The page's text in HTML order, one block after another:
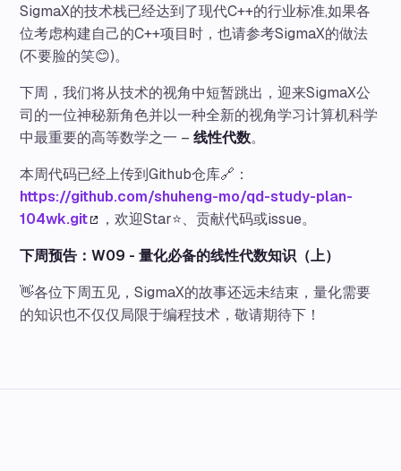
SigmaX的技术栈已经达到了现代C++的行业标准,如果各
位考虑构建自己的C++项目时，也请参考SigmaX的做法
(不要脸的笑😊)。
下周，我们将从技术的视角中短暂跳出，迎来SigmaX公
司的一位神秘新角色并以一种全新的视角学习计算机科学
中最重要的高等数学之一 –线性代数。
本周代码已经上传到Github仓库🔗：
https://github.com/shuheng-mo/qd-study-plan-
104wk.git
，欢迎Star⭐、贡献代码或issue。
下周预告：W09 - 量化必备的线性代数知识（上）
👋各位下周五见，SigmaX的故事还远未结束，量化需要
的知识也不仅仅局限于编程技术，敬请期待下！